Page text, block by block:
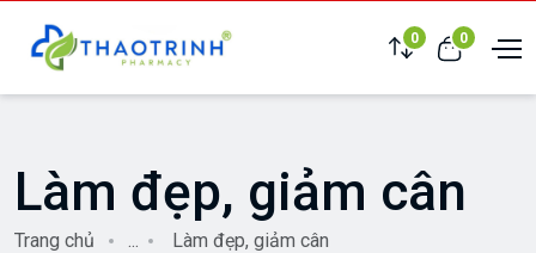
0 0
Làm đẹp, giảm cân
Trang chủ ... Làm đẹp, giảm cân